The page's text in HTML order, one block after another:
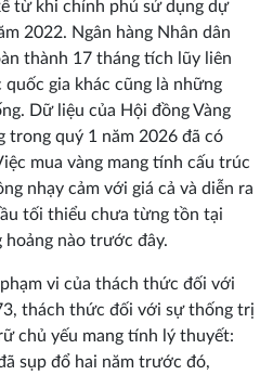
từ khi chính phủ sử dụng dự
2022. Ngân hàng Nhân dân
thành 17 tháng tích lũy liên
gia khác cũng là những
Dữ liệu của Hội đồng Vàng
trong quý 1 năm 2026 đã có
mua vàng mang tính cấu trúc
nhạy cảm với giá cả và diễn ra
tối thiểu chưa từng tồn tại
nào trước đây.
vi của thách thức đối với
thách thức đối với sự thống trị
chủ yếu mang tính lý thuyết:
sụp đổ hai năm trước đó,